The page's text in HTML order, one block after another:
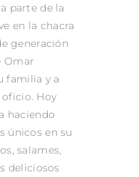
parte de la
en la chacra
generación
Omar
familia y a
Hoy
haciendo
únicos en su
salames,
deliciosos